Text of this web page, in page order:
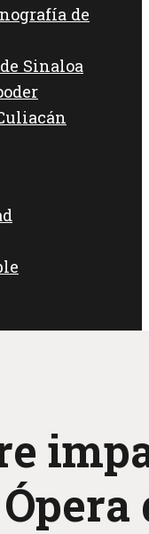
de
Sinaloa